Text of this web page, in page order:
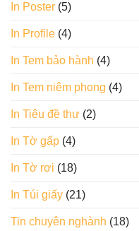
In Poster (5)
In Profile (4)
In Tem bảo hành (4)
In Tem niêm phong (4)
In Tiêu đề thư (2)
In Tờ gấp (4)
In Tờ rơi (18)
In Túi giấy (21)
Tin chuyên nghành (18)